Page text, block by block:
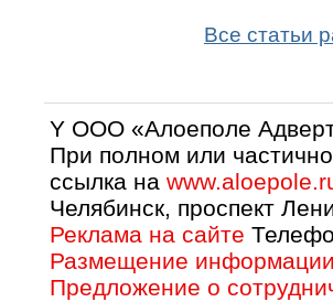
Все статьи
Y OOO «Алоеполе
При полном или
ссылка на
Челябинск, проспект
Реклама на сайте
Размещение
Предложение о